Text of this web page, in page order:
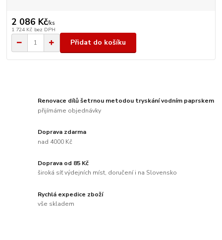
2 086 Kč/ks
1 724 Kč bez DPH
Přidat do košíku
Renovace dílů šetrnou metodou tryskání vodním paprskem
přijímáme objednávky
Doprava zdarma
nad 4000 Kč
Doprava od 85 Kč
široká síť výdejních míst, doručení i na Slovensko
Rychlá expedice zboží
vše skladem